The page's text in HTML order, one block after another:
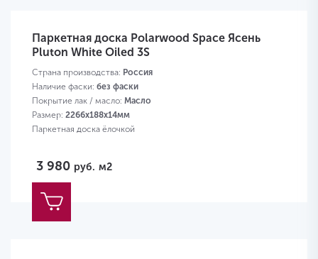
Паркетная доска Polarwood Space Ясень
Pluton White Oiled 3S
Страна производства: Россия
Наличие фаски: без фаски
Покрытие лак / масло: Масло
Размер: 2266х188х14мм
Паркетная доска ёлочкой
3 980 руб. м2